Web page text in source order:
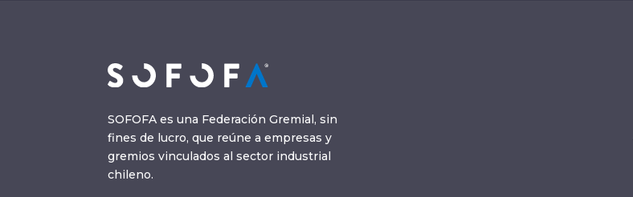
SOFOFA es una Federación Gremial, sin
fines de lucro, que reúne a empresas y
gremios vinculados al sector industrial
chileno.